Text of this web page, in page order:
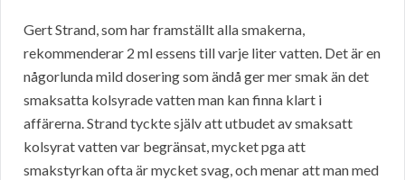
Gert Strand, som har framställt alla smakerna,
rekommenderar 2 ml essens till varje liter vatten. Det är en
någorlunda mild dosering som ändå ger mer smak än det
smaksatta kolsyrade vatten man kan finna klart i
affärerna. Strand tyckte själv att utbudet av smaksatt
kolsyrat vatten var begränsat, mycket pga att
smakstyrkan ofta är mycket svag, och menar att man med